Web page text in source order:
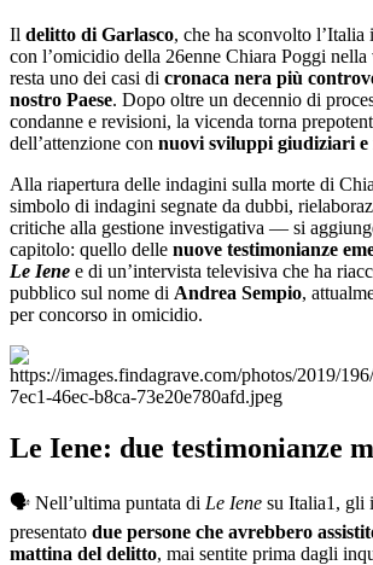
Il delitto di Garlasco, che ha sconvolto l’Italia
con l’omicidio della 26enne Chiara Poggi
resta uno dei casi di cronaca nera più
nostro Paese. Dopo oltre un decennio di
condanne e revisioni, la vicenda torna
dell’attenzione con nuovi sviluppi giudiziari e
Alla riapertura delle indagini sulla morte di
simbolo di indagini segnate da dubbi,
critiche alla gestione investigativa — si
capitolo: quello delle nuove testimonianze
Le Iene e di un’intervista televisiva che ha
pubblico sul nome di Andrea Sempio,
per concorso in omicidio.
Le Iene: due testimonianze
🗣️ Nell’ultima puntata di Le Iene su Italia1, gli
presentato due persone che avrebbero
mattina del delitto, mai sentite prima dagli